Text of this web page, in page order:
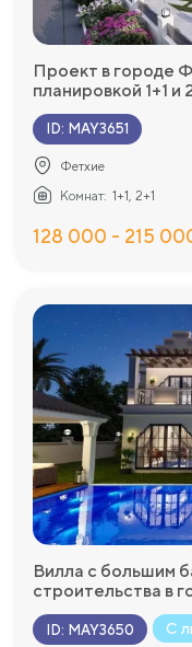
Проект в городе
планировкой 1+1 и
ID: MAY3651
Фетхие
Комнат: 1+1, 2+1
128 000 - 215
Вилла с большим
строительства в
ID: MAY3650 С